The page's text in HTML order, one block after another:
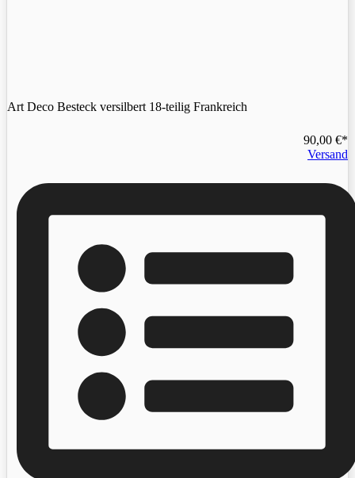
Art Deco Besteck versilbert 18-teilig Frankreich
90,00 €
Versand